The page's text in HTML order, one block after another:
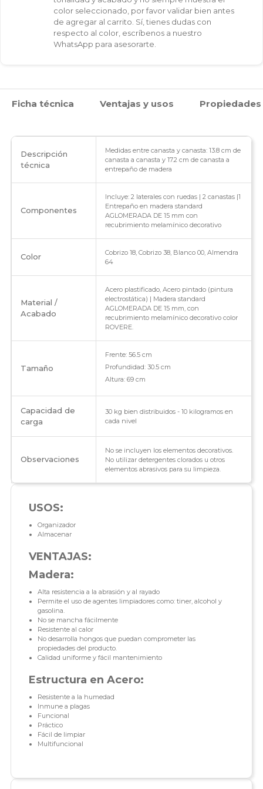
color seleccionado, por favor validar bien antes
de agregar al carrito. Sí, tienes dudas con
respecto al color, escríbenos a nuestro
WhatsApp para asesorarte.
Ficha técnica Ventajas y usos Propiedades
Descripción
técnica
Medidas entre canasta y canasta: 13.8 cm de
canasta a canasta y 17.2 cm de canasta a
entrepaño de madera
Componentes
Incluye: 2 laterales con ruedas | 2 canastas |1
Entrepaño en madera standard
AGLOMERADA DE 15 mm con
recubrimiento melamínico decorativo
Color
Cobrizo 18, Cobrizo 38, Blanco 00, Almendra
64
Material /
Acabado
Acero plastificado, Acero pintado (pintura
electrostática) | Madera standard
AGLOMERADA DE 15 mm, con
recubrimiento melamínico decorativo color
ROVERE.
Tamaño
Frente: 56.5 cm
Profundidad: 30.5 cm
Altura: 69 cm
Capacidad de
carga
30 kg bien distribuidos - 10 kilogramos en
cada nivel
Observaciones
No se incluyen los elementos decorativos.
No utilizar detergentes clorados u otros
elementos abrasivos para su limpieza.
USOS:
Organizador
Almacenar
VENTAJAS:
Madera:
Alta resistencia a la abrasión y al rayado
Permite el uso de agentes limpiadores como: tiner, alcohol y
gasolina.
No se mancha fácilmente
Resistente al calor
No desarrolla hongos que puedan comprometer las
propiedades del producto.
Calidad uniforme y fácil mantenimiento
Estructura en Acero:
Resistente a la humedad
Inmune a plagas
Funcional
Práctico
Fácil de limpiar
Multifuncional